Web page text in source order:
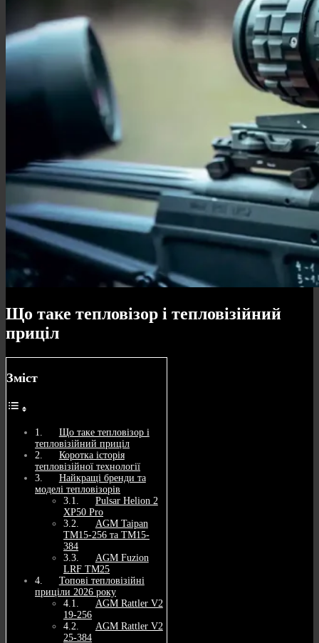
Що таке тепловізор і тепловізійний
приціл
Зміст
Що таке тепловізор і
тепловізійний приціл
Коротка історія
тепловізійної технології
Найкращі бренди та
моделі тепловізорів
Pulsar Helion 2
XP50 Pro
AGM Taipan
TM15-256 та TM15-
384
AGM Fuzion
LRF TM25
Топові тепловізійні
приціли 2026 року
AGM Rattler V2
19-256
AGM Rattler V2
25-384